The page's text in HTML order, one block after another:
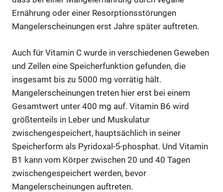
Ernährung oder einer Resorptionsstörungen
Mangelerscheinungen erst Jahre später auftreten.
Auch für Vitamin C wurde in verschiedenen Geweben
und Zellen eine Speicherfunktion gefunden, die
insgesamt bis zu 5000 mg vorrätig hält.
Mangelerscheinungen treten hier erst bei einem
Gesamtwert unter 400 mg auf. Vitamin B6 wird
größtenteils in Leber und Muskulatur
zwischengespeichert, hauptsächlich in seiner
Speicherform als Pyridoxal-5́-phosphat. Und Vitamin
B1 kann vom Körper zwischen 20 und 40 Tagen
zwischengespeichert werden, bevor
Mangelerscheinungen auftreten.